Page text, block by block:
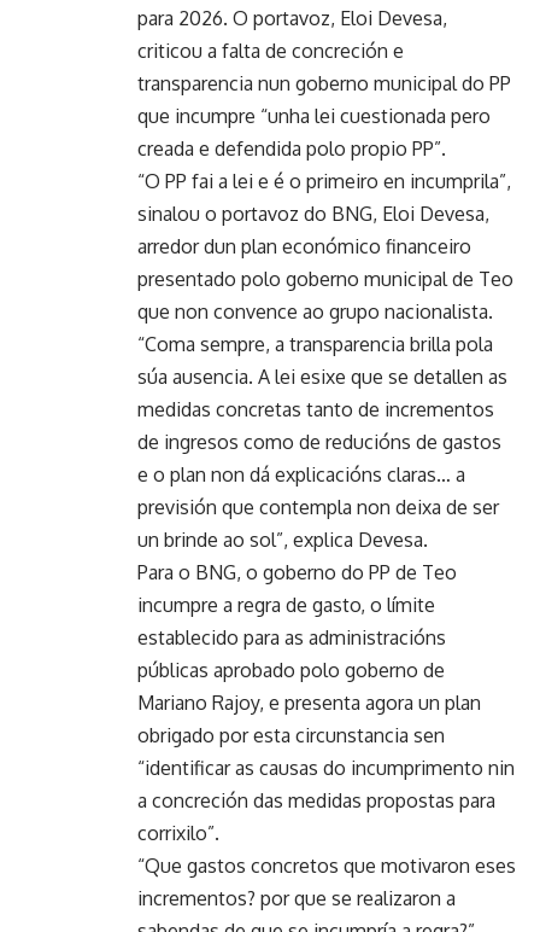
para 2026. O portavoz, Eloi Devesa,
criticou a falta de concreción e
transparencia nun goberno municipal do PP
que incumpre “unha lei cuestionada pero
creada e defendida polo propio PP”.
“O PP fai a lei e é o primeiro en incumprila”,
sinalou o portavoz do BNG, Eloi Devesa,
arredor dun plan económico financeiro
presentado polo goberno municipal de Teo
que non convence ao grupo nacionalista.
“Coma sempre, a transparencia brilla pola
súa ausencia. A lei esixe que se detallen as
medidas concretas tanto de incrementos
de ingresos como de reducións de gastos
e o plan non dá explicacións claras… a
previsión que contempla non deixa de ser
un brinde ao sol”, explica Devesa.
Para o BNG, o goberno do PP de Teo
incumpre a regra de gasto, o límite
establecido para as administracións
públicas aprobado polo goberno de
Mariano Rajoy, e presenta agora un plan
obrigado por esta circunstancia sen
“identificar as causas do incumprimento nin
a concreción das medidas propostas para
corrixilo”.
“Que gastos concretos que motivaron eses
incrementos? por que se realizaron a